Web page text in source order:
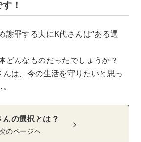
！
謝罪する夫にK代さんは“ある選
どんなものだったでしょうか？
んは、今の生活を守りたいと思っ
んの選択とは？
次のページへ